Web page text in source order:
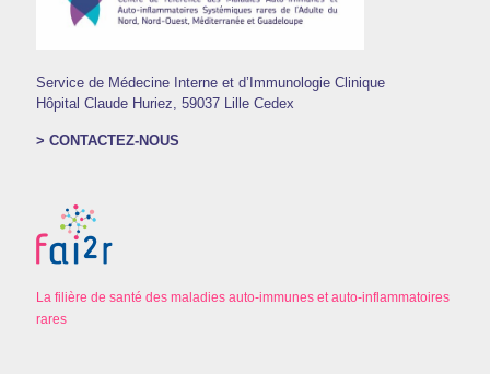
Service de Médecine Interne et d’Immunologie Clinique
Hôpital Claude Huriez, 59037 Lille Cedex
> CONTACTEZ-NOUS
La filière de santé des maladies auto-immunes et auto-inflammatoires
rares